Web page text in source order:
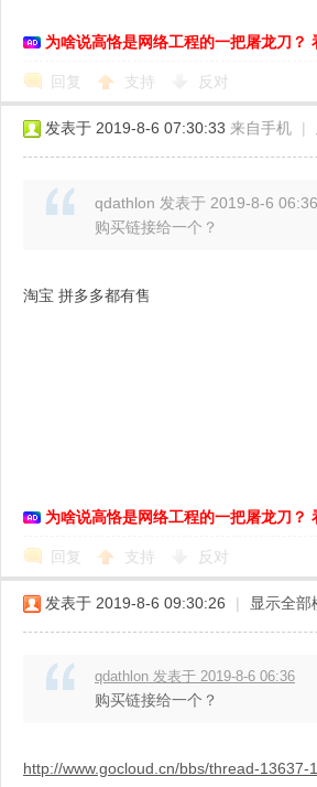
为啥说高恪是网络工程的一把屠龙刀？
回复 支持 反对
发表于 2019-8-6 07:30:33 来自手机 |
qdathlon 发表于 2019-8-6 06:36
购买链接给一个？
淘宝 拼多多都有售
为啥说高恪是网络工程的一把屠龙刀？
回复 支持 反对
发表于 2019-8-6 09:30:26 | 显示全部
qdathlon 发表于 2019-8-6 06:36
购买链接给一个？
http://www.gocloud.cn/bbs/thread-13637-